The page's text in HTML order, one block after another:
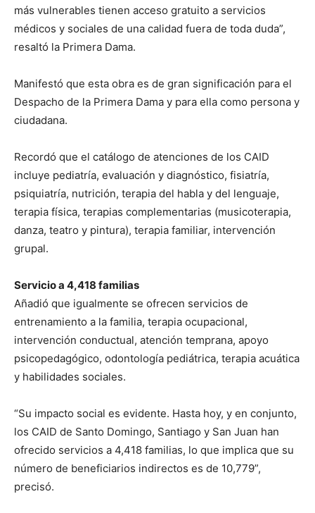
más vulnerables tienen acceso gratuito a servicios
médicos y sociales de una calidad fuera de toda duda”,
resaltó la Primera Dama.
Manifestó que esta obra es de gran significación para el
Despacho de la Primera Dama y para ella como persona y
ciudadana.
Recordó que el catálogo de atenciones de los CAID
incluye pediatría, evaluación y diagnóstico, fisiatría,
psiquiatría, nutrición, terapia del habla y del lenguaje,
terapia física, terapias complementarias (musicoterapia,
danza, teatro y pintura), terapia familiar, intervención
grupal.
Servicio a 4,418 familias
Añadió que igualmente se ofrecen servicios de
entrenamiento a la familia, terapia ocupacional,
intervención conductual, atención temprana, apoyo
psicopedagógico, odontología pediátrica, terapia acuática
y habilidades sociales.
“Su impacto social es evidente. Hasta hoy, y en conjunto,
los CAID de Santo Domingo, Santiago y San Juan han
ofrecido servicios a 4,418 familias, lo que implica que su
número de beneficiarios indirectos es de 10,779”,
precisó.